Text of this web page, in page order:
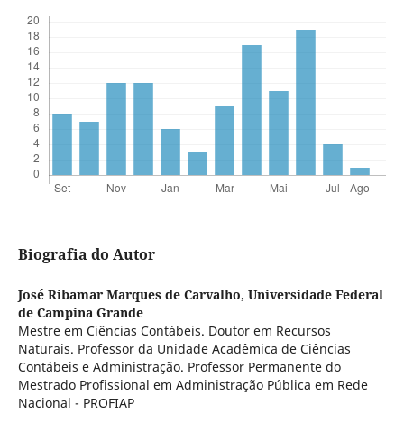
Biografia do Autor
José Ribamar Marques de Carvalho, Universidade Federal
de Campina Grande
Mestre em Ciências Contábeis. Doutor em Recursos
Naturais. Professor da Unidade Acadêmica de Ciências
Contábeis e Administração. Professor Permanente do
Mestrado Profissional em Administração Pública em Rede
Nacional - PROFIAP